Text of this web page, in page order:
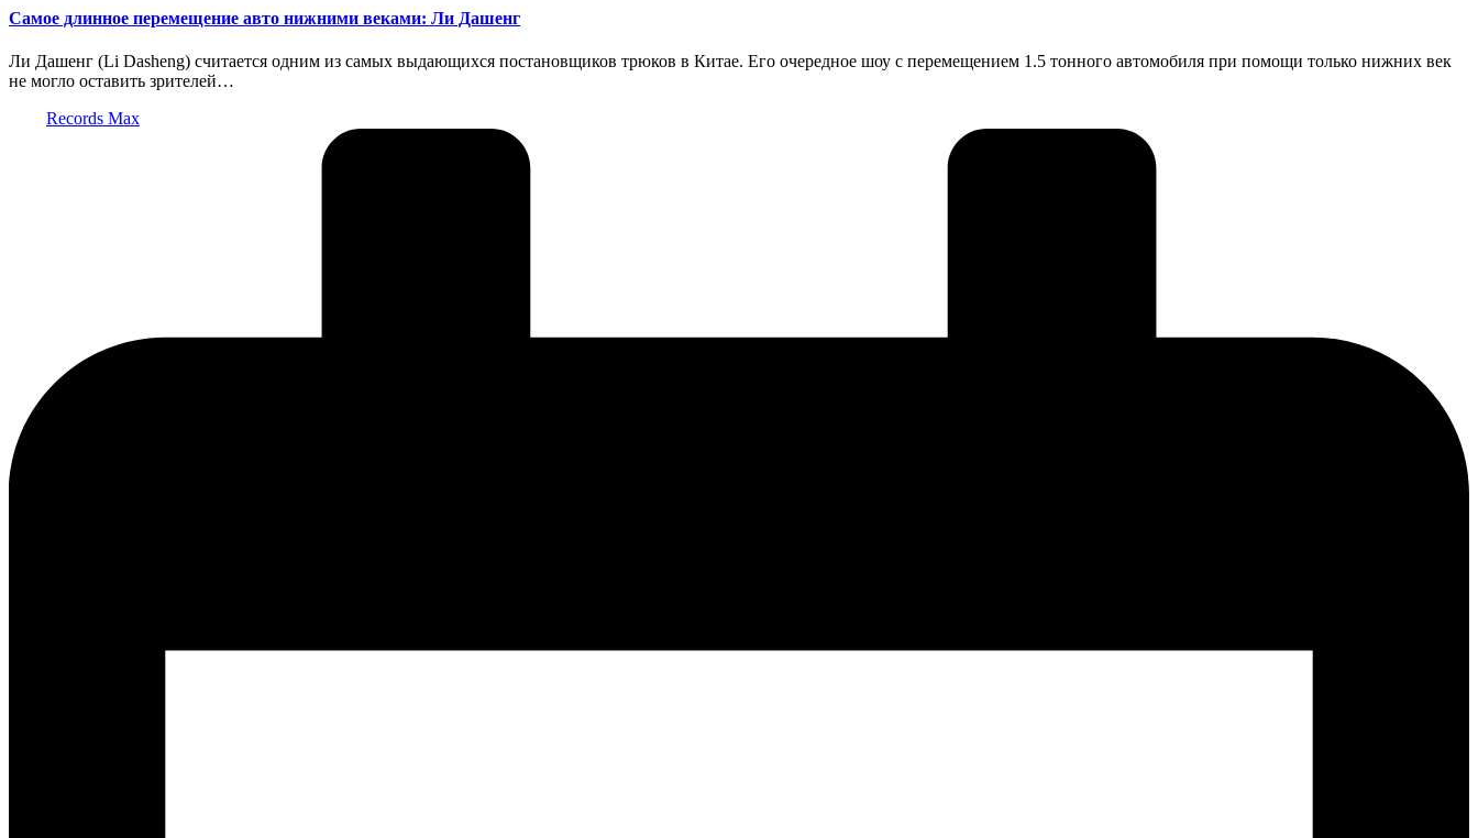
Самое длинное перемещение авто нижними веками: Ли Дашенг
Ли Дашенг (Li Dasheng) считается одним из самых выдающихся постановщиков трюков в Китае. Его очередное шоу с перемещением 1.5 тонного автомобиля при помощи только нижних век
не могло оставить зрителей…
Records Max